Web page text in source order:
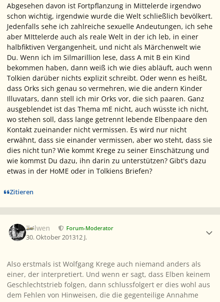
Abgesehen davon ist Fortpflanzung in Mittelerde irgendwo
schon wichtig, irgendwie wurde die Welt schließlich bevölkert.
Jedenfalls sehe ich zahlreiche sexuelle Andeutungen, ich sehe
aber MIttelerde auch als reale Welt in der ich leb, in einer
halbfiktiven Vergangenheit, und nicht als Märchenwelt wie
Du. Wenn ich im Silmarillion lese, dass A mit B ein Kind
bekommen haben, dann weiß ich wie dies abläuft, auch wenn
Tolkien darüber nichts explizit schreibt. Oder wenn es heißt,
dass Orks sich genau so vermehren, wie die andern Kinder
Illuvatars, dann stell ich mir Orks vor, die sich paaren. Ganz
ausgeblendet ist das Thema mE nicht, auch wüsste ich nicht,
wo stehen soll, dass lange getrennt lebende Elbenpaare den
Kontakt zueinander nicht vermissen. Es wird nur nicht
erwähnt, dass sie einander vermissen, aber wo steht, dass sie
dies nicht tun? Wie kommt Krege zu seiner Einschätzung und
wie kommst Du dazu, ihn darin zu unterstützen? Gibt's dazu
etwas in der HoME oder in Tolkiens Briefen?
Zitieren
Tolwen Forum-Moderator
30. Oktober 201312 J.
Also erstmals ist Wolfgang Krege auch niemand anders als
einer, der interpretiert. Und wenn er sagt, dass Elben keinem
Geschlechtstrieb folgen, dann schlussfolgert er dies wohl aus
dem Fehlen von Hinweisen, die die gegenteilige Annahme